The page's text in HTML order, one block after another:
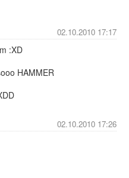
02.10.2010 17:17
:XD
HAMMER
02.10.2010 17:26